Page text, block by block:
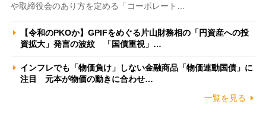
や取締役会のあり方を定める「コーポレート…
【令和のPKOか】GPIFをめぐる片山財務相の「円資産への投
資拡大」発言の波紋 「国債重視」…
インフレでも「物価負け」しない金融商品「物価連動国債」に
注目 元本が物価の動きに合わせ…
一覧を見る